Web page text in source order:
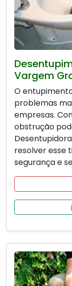
Vargem
O
problemas
empresas.
obstrução
resolver esse
segurança e